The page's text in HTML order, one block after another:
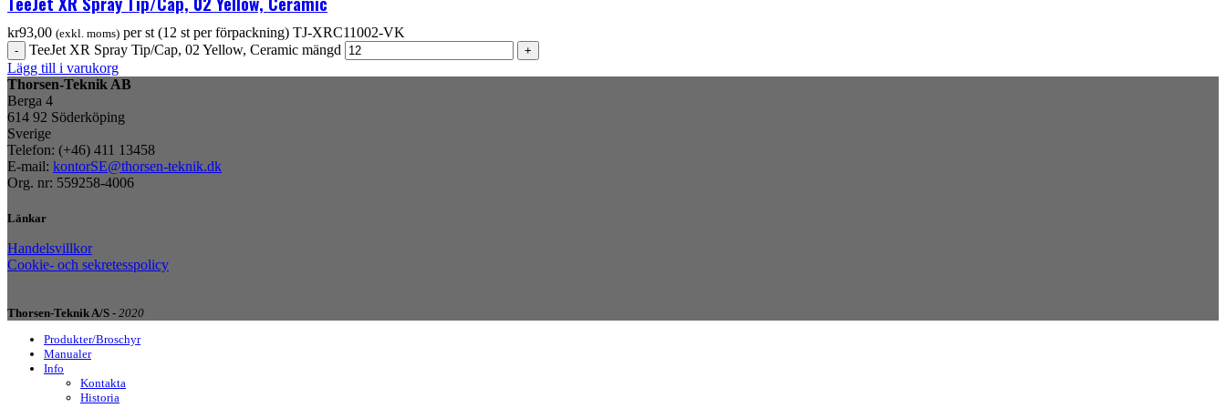
kr93,00 (exkl. moms) per st (12 st per förpackning) TJ-XRC11002-VK
TeeJet XR Spray Tip/Cap, 02 Yellow, Ceramic mängd
Lägg till i varukorg
Thorsen-Teknik AB
Berga 4
614 92 Söderköping
Sverige
Telefon: (+46) 411 13458
E-mail: kontorSE@thorsen-teknik.dk
Org. nr: 559258-4006
Länkar
Handelsvillkor
Cookie- och sekretesspolicy
Thorsen-Teknik A/S - 2020
Produkter/Broschyr
Manualer
Info
Kontakta
Historia